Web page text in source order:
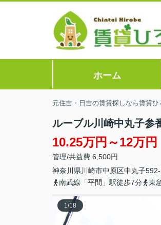
ホーム
元住吉・日吉の賃貸探しなら賃貸ひ
ルーブル川崎中丸子参
10.25万円～12万円
管理/共益費 6,500円
神奈川県 川崎市中原区中丸子
南武線「平間」駅徒歩7分
東
1/18